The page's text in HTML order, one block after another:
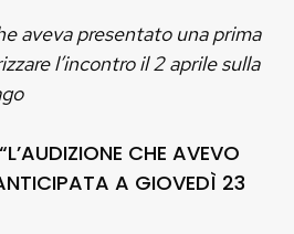
aveva presentato una prima
l’incontro il 2 aprile sulla
CHE AVEVO
A GIOVEDÌ 23